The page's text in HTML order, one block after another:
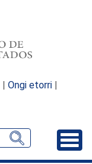
| Ongi etorri |